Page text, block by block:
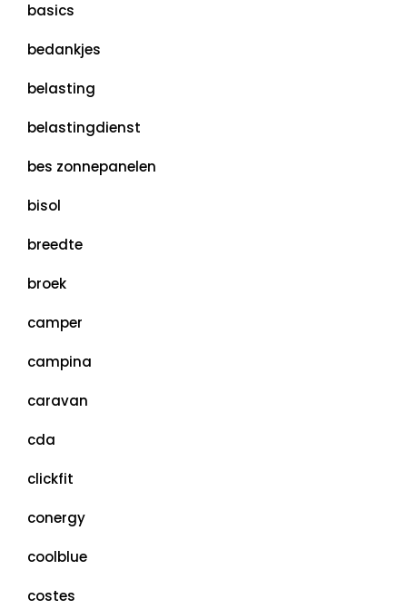
basics
bedankjes
belasting
belastingdienst
bes zonnepanelen
bisol
breedte
broek
camper
campina
caravan
cda
clickfit
conergy
coolblue
costes